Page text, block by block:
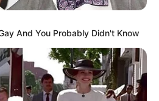
ΑΚΟΛΟΥΘΉΣΤΕ
And You Probably Didn't Know